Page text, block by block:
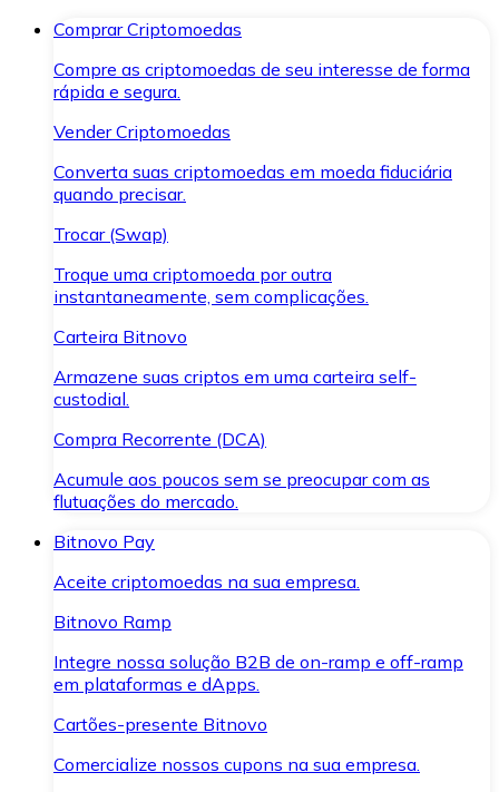
Comprar Criptomoedas
Compre as criptomoedas de seu interesse de forma
rápida e segura.
Vender Criptomoedas
Converta suas criptomoedas em moeda fiduciária
quando precisar.
Trocar (Swap)
Troque uma criptomoeda por outra
instantaneamente, sem complicações.
Carteira Bitnovo
Armazene suas criptos em uma carteira self-
custodial.
Compra Recorrente (DCA)
Acumule aos poucos sem se preocupar com as
flutuações do mercado.
Bitnovo Pay
Aceite criptomoedas na sua empresa.
Bitnovo Ramp
Integre nossa solução B2B de on-ramp e off-ramp
em plataformas e dApps.
Cartões-presente Bitnovo
Comercialize nossos cupons na sua empresa.